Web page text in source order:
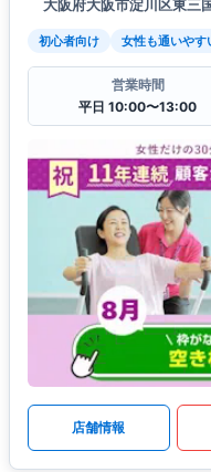
大阪府大阪市淀川区東三
初心者向け 女性も通いやす
営業時間
平日 10:00〜13:00
店舗情報